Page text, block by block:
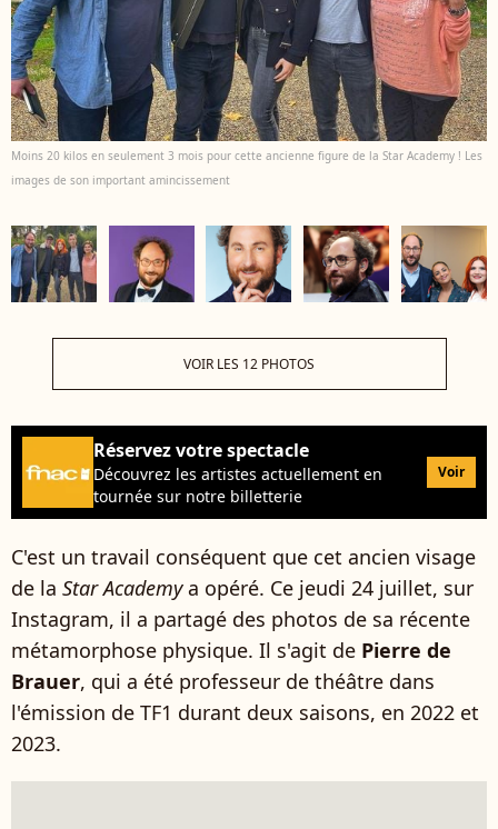
Moins 20 kilos en seulement 3 mois pour cette ancienne figure de la Star Academy ! Les
images de son important amincissement
VOIR LES 12 PHOTOS
Réservez votre spectacle
Découvrez les artistes actuellement en
tournée sur notre billetterie
Voir
C'est un travail conséquent que cet ancien visage
de la Star Academya opéré. Ce jeudi 24 juillet, sur
Instagram, il a partagé des photos de sa récente
métamorphose physique. Il s'agit de Pierre de
Brauer, qui a été professeur de théâtre dans
l'émission de TF1 durant deux saisons, en 2022 et
2023.